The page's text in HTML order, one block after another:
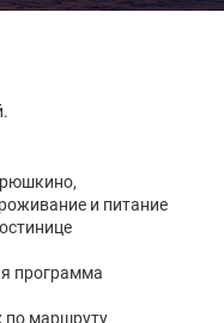
и питание
программа
по маршруту